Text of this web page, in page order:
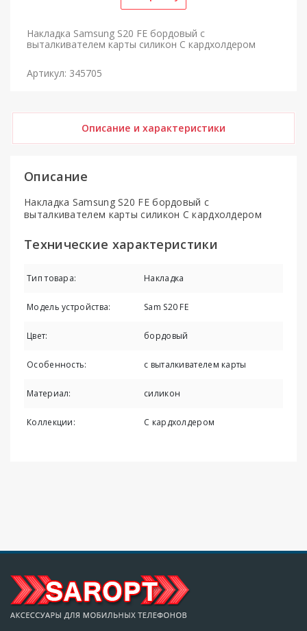
Накладка Samsung S20 FE бордовый с
выталкивателем карты силикон С кардхолдером
Артикул: 345705
Описание и характеристики
Описание
Накладка Samsung S20 FE бордовый с
выталкивателем карты силикон С кардхолдером
Технические характеристики
Тип товара: Накладка
Модель устройства: Sam S20 FE
Цвет: бордовый
Особенность: с выталкивателем карты
Материал: силикон
Коллекции: С кардхолдером